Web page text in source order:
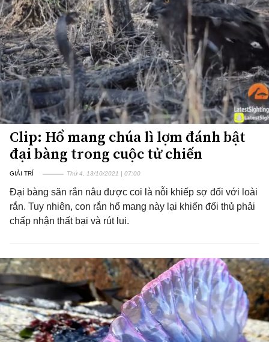
Clip: Hổ mang chúa lì lợm đánh bật
đại bàng trong cuộc tử chiến
GIẢI TRÍ Thứ 4, 13/10/2021 | 07:00
Đại bàng săn rắn nâu được coi là nỗi khiếp sợ đối với loài
rắn. Tuy nhiên, con rắn hổ mang này lại khiến đối thủ phải
chấp nhận thất bại và rút lui.